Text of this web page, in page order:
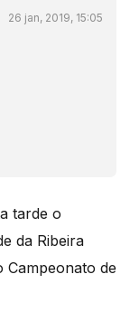
26 jan, 2019, 15:05
tarde o
da Ribeira
Campeonato de